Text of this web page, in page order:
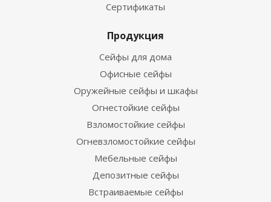
Сертификаты
Продукция
Сейфы для дома
Офисные сейфы
Оружейные сейфы и шкафы
Огнестойкие сейфы
Взломостойкие сейфы
Огневзломостойкие сейфы
Мебельные сейфы
Депозитные сейфы
Встраиваемые сейфы